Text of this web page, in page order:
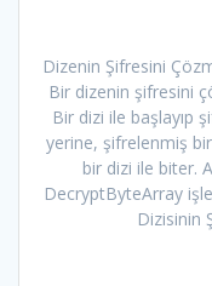
Dizenin Şifresini
Bir dizenin şifresini
Bir dizi ile başlayıp
yerine, şifrelenmiş
bir dizi ile biter.
DecryptByteArray
Dizisinin